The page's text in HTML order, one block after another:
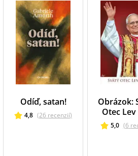
Odíď, satan!
4,8 (26 recenzií)
Obrázok:
Otec Lev
5,0 (6